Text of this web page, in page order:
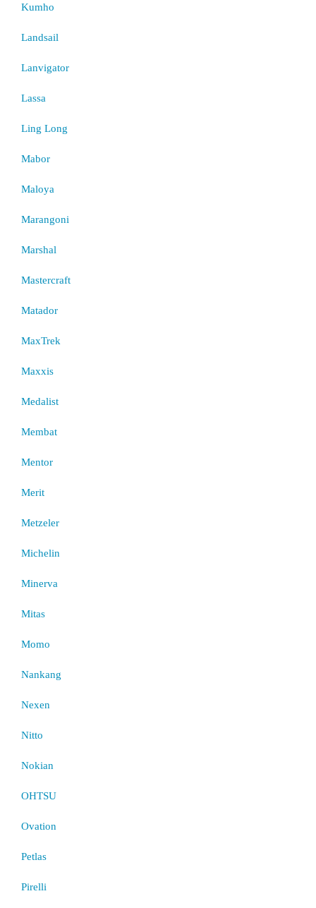
Kumho
Landsail
Lanvigator
Lassa
Ling Long
Mabor
Maloya
Marangoni
Marshal
Mastercraft
Matador
MaxTrek
Maxxis
Medalist
Membat
Mentor
Merit
Metzeler
Michelin
Minerva
Mitas
Momo
Nankang
Nexen
Nitto
Nokian
OHTSU
Ovation
Petlas
Pirelli